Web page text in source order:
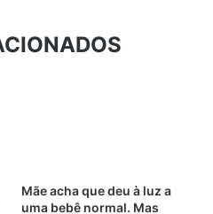
Mãe acha que deu à luz a
uma bebê normal. Mas